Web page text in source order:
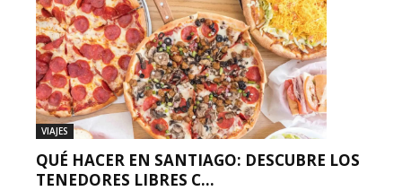
VIAJES
QUÉ HACER EN SANTIAGO: DESCUBRE LOS
TENEDORES LIBRES C...